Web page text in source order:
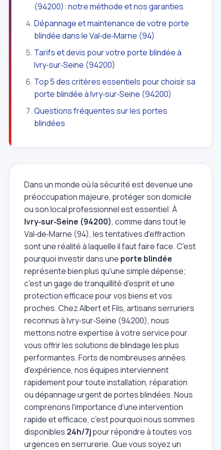
(94200): notre méthode et nos garanties
Dépannage et maintenance de votre porte
blindée dans le Val‑de‑Marne (94)
Tarifs et devis pour votre porte blindée à
Ivry‑sur‑Seine (94200)
Top 5 des critères essentiels pour choisir sa
porte blindée à Ivry‑sur‑Seine (94200)
Questions fréquentes sur les portes
blindées
Dans un monde où la sécurité est devenue une
préoccupation majeure, protéger son domicile
ou son local professionnel est essentiel. À
Ivry‑sur‑Seine (94200), comme dans tout le
Val‑de‑Marne (94), les tentatives d'effraction
sont une réalité à laquelle il faut faire face. C'est
pourquoi investir dans une porte blindée
représente bien plus qu'une simple dépense;
c'est un gage de tranquillité d'esprit et une
protection efficace pour vos biens et vos
proches. Chez Albert et Fils, artisans serruriers
reconnus à Ivry‑sur‑Seine (94200), nous
mettons notre expertise à votre service pour
vous offrir les solutions de blindage les plus
performantes. Forts de nombreuses années
d'expérience, nos équipes interviennent
rapidement pour toute installation, réparation
ou dépannage urgent de portes blindées. Nous
comprenons l'importance d'une intervention
rapide et efficace, c'est pourquoi nous sommes
disponibles 24h/7jpour répondre à toutes vos
urgences en serrurerie. Que vous soyez un